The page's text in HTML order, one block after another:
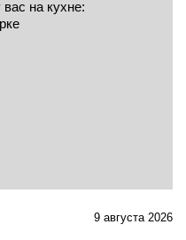
9 августа 2026